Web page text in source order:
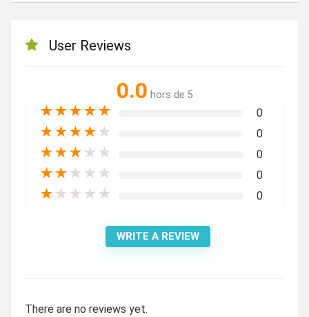
User Reviews
0.0 hors de 5
★★★★★ 0
★★★★ ★ 0
★★★ ★ ★ 0
★★ ★ ★ ★ 0
★ ★ ★ ★ ★ 0
WRITE A REVIEW
There are no reviews yet.